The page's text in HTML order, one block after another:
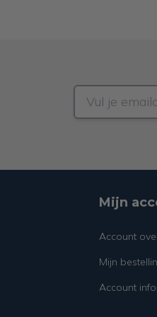
Mijn
Account
Mijn
Account